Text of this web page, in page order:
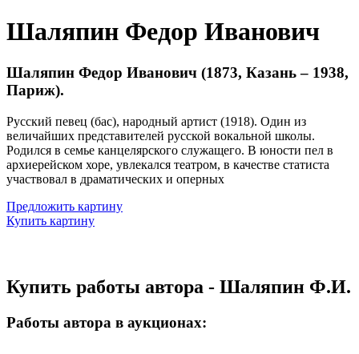
Шаляпин Федор Иванович
Шаляпин Федор Иванович (1873, Казань – 1938,
Париж).
Русский певец (бас), народный артист (1918). Один из
величайших представителей русской вокальной школы.
Родился в семье канцелярского служащего. В юности пел в
архиерейском хоре, увлекался театром, в качестве статиста
участвовал в драматических и оперных
Предложить картину
Купить картину
Купить работы автора - Шаляпин Ф.И.
Работы автора в аукционах: